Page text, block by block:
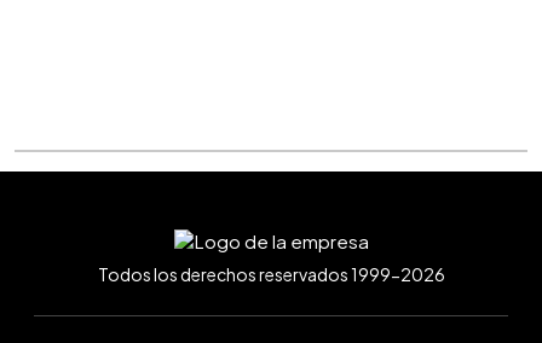
Todos los derechos reservados 1999-2026